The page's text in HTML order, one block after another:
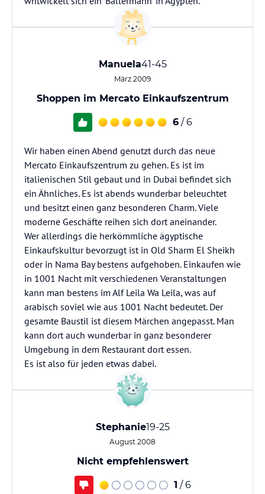
Manuela41-45
März 2009
Shoppen im Mercato Einkaufszentrum
6 / 6
Wir haben einen Abend genutzt durch das neue
Mercato Einkaufszentrum zu gehen. Es ist im
italienischen Stil gebaut und in Dubai befindet sich
ein Ähnliches. Es ist abends wunderbar beleuchtet
und besitzt einen ganz besonderen Charm. Viele
moderne Geschäfte reihen sich dort aneinander.
Wer allerdings die herkömmliche ägyptische
Einkaufskultur bevorzugt ist in Old Sharm El Sheikh
oder in Nama Bay bestens aufgehoben. Einkaufen wie
in 1001 Nacht mit verschiedenen Veranstaltungen
kann man bestens im Alf Leila Wa Leila, was auf
arabisch soviel wie aus 1001 Nacht bedeutet. Der
gesamte Baustil ist diesem Märchen angepasst. Man
kann dort auch wunderbar in ganz besonderer
Umgebung in dem Restaurant dort essen.
Es ist also für jeden etwas dabei.
Stephanie19-25
August 2008
Nicht empfehlenswert
1 / 6